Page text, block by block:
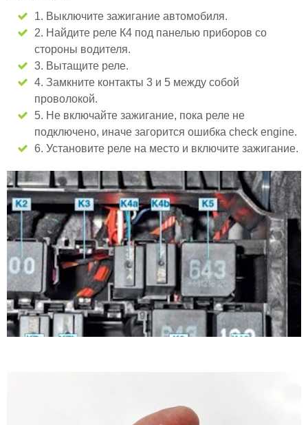
1. Выключите зажигание автомобиля.
2. Найдите реле К4 под панелью приборов со
стороны водителя.
3. Вытащите реле.
4. Замкните контакты 3 и 5 между собой
проволокой.
5. Не включайте зажигание, пока реле не
подключено, иначе загорится ошибка check engine.
6. Установите реле на место и включите зажигание.